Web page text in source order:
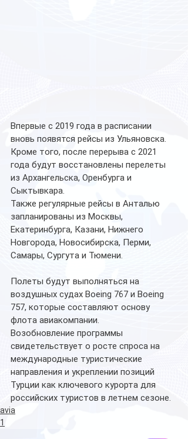
Впервые с 2019 года в расписании
вновь появятся рейсы из Ульяновска.
Кроме того, после перерыва с 2021
года будут восстановлены перелеты
из Архангельска, Оренбурга и
Сыктывкара.
Также регулярные рейсы в Анталью
запланированы из Москвы,
Екатеринбурга, Казани, Нижнего
Новгорода, Новосибирска, Перми,
Самары, Сургута и Тюмени.
Полеты будут выполняться на
воздушных судах Boeing 767 и Boeing
757, которые составляют основу
флота авиакомпании.
Возобновление программы
свидетельствует о росте спроса на
международные туристические
направления и укреплении позиций
Турции как ключевого курорта для
российских туристов в летнем сезоне.
avia
1